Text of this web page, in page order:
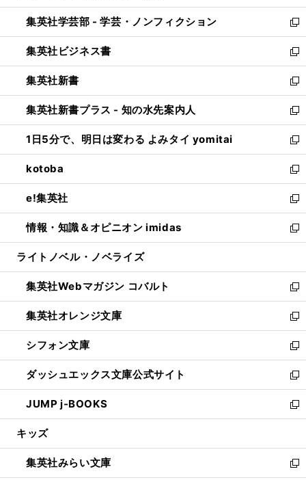
開
く
ウ
で
開
く
ン
ド
ウ
で
開
く
ウ
ィ
ン
ド
ウ
で
開
く
集英社学芸部 - 学芸・ノンフィクション
新
し
い
ウ
ィ
ン
ド
ウ
で
開
く
集英社ビジネス書
新
し
い
ウ
ィ
ン
ド
ウ
で
開
く
集英社新書
新
し
い
ウ
ィ
ン
ド
ウ
で
開
く
集英社新書プラス - 知の水先案内人
新
し
い
ウ
ィ
ン
ド
ウ
で
開
1日5分で、明日は変わる よみタイ yomitai
新
し
い
ウ
ィ
ン
ド
ウ
開
く
kotoba
新
し
い
ウ
ィ
ン
ウ
で
開
く
e!集英社
新
し
い
ウ
ン
ド
ウ
で
開
く
情報・知識＆オピニオン imidas
新
し
ウ
ィ
ン
ド
ウ
で
開
く
ライトノベル・ノベライズ
集英社Webマガジン コバルト
新
し
い
ウ
ィ
ン
ド
ウ
で
開
集英社オレンジ文庫
新
し
い
ウ
ィ
ン
ド
ウ
開
く
シフォン文庫
新
し
い
ウ
ィ
ン
ウ
で
開
ダッシュエックス文庫公式サイト
新
し
い
ウ
ン
ド
JUMP j-BOOKS
新
し
ウ
ィ
キッズ
集英社みらい文庫
新